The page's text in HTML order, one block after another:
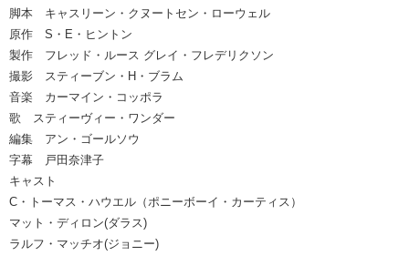
脚本 キャスリーン・クヌートセン・ローウェル
原作 S・E・ヒントン
製作 フレッド・ルース グレイ・フレデリクソン
撮影 スティーブン・H・ブラム
音楽 カーマイン・コッポラ
歌 スティーヴィー・ワンダー
編集 アン・ゴールソウ
字幕 戸田奈津子
キャスト
C・トーマス・ハウエル（ポニーボーイ・カーティス）
マット・ディロン(ダラス)
ラルフ・マッチオ(ジョニー)